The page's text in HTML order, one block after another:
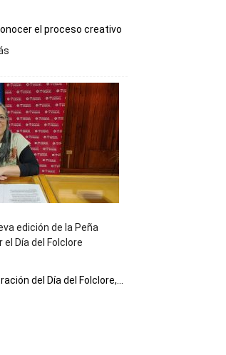
el proceso creativo
Municipal
celebra
sus
90
años
con
un
Conversatorio
Escritores
Locales
edición de la Peña
el Día del Folclore
del Día del Folclore,...